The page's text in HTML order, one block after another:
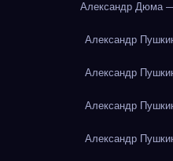
Александр Дюма
Александр
Александр
Александр
Александр